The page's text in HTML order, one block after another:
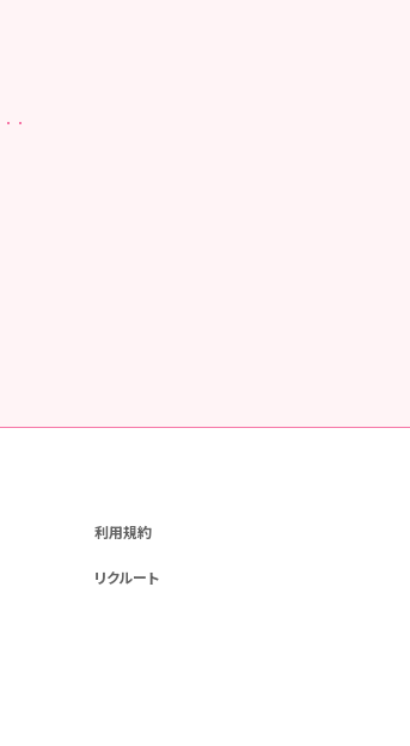
利用規約
リクルート